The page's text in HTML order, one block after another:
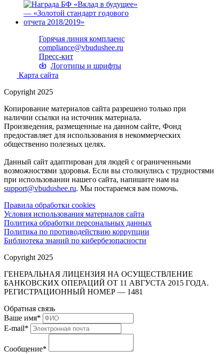
Горячая линия комплаенс
compliance@vbudushee.ru
Пресс-кит
Логотипы и шрифты
Карта сайта
Copyright 2025
Копирование материалов сайта разрешено только при
наличии ссылки на источник материала.
Произведения, размещенные на данном сайте, Фонд
предоставляет для использования в некоммерческих
общественно полезных целях.
Данный сайт адаптирован для людей с ограниченными
возможностями здоровья. Если вы столкнулись с трудностями
при использовании нашего сайта, напишите нам на
support@vbudushee.ru. Мы постараемся вам помочь.
Правила обработки cookies
Условия использования материалов сайта
Политика обработки персональных данных
Политика по противодействию коррупции
Библиотека знаний по кибербезопасности
Copyright 2025
ГЕНЕРАЛЬНАЯ ЛИЦЕНЗИЯ НА ОСУЩЕСТВЛЕНИЕ
БАНКОВСКИХ ОПЕРАЦИЙ ОТ 11 АВГУСТА 2015 ГОДА.
РЕГИСТРАЦИОННЫЙ НОМЕР — 1481
Обратная связь
Ваше имя*
E-mail*
Сообщение*